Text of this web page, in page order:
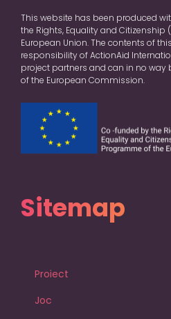
This website has been produced
the Rights, Equality and Citizenship
European Union. The contents of
responsibility of ActionAid
project partners and can in no way
of the European Commission.
Sitemap
Proiect
Joc